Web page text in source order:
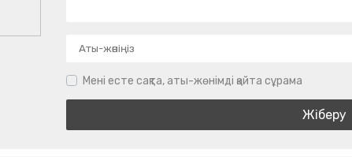
Мені есте сақта, аты-жөнімді қайта сұрама